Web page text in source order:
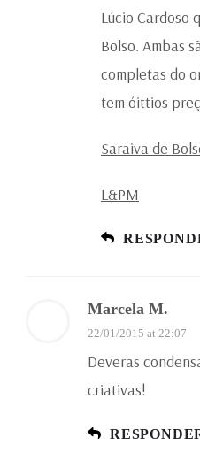
Lúcio Cardoso
Bolso. Ambas
completas do
tem óittios
Saraiva de
L&PM
Marcela M.
22/01/2015 at 22:07
Deveras
criativas!